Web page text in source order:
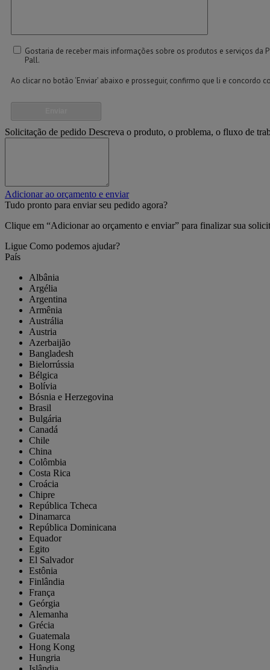
Gostaria de receber mais informações sobre os produtos e serviços
Pall.
Ao clicar no botão ‘Enviar’ abaixo e prosseguir, confirmo que li e concordo
Solicitação de pedido Descreva o produto, o problema, o fluxo de
Adicionar ao orçamento e enviar
Tudo pronto para enviar seu pedido agora?
Clique em “Adicionar ao orçamento e enviar” para finalizar sua
Ligue Como podemos ajudar?
País
Albânia
Argélia
Argentina
Armênia
Austrália
Austria
Azerbaijão
Bangladesh
Bielorrússia
Bélgica
Bolívia
Bósnia e Herzegovina
Brasil
Bulgária
Canadá
Chile
China
Colômbia
Costa Rica
Croácia
Chipre
República Tcheca
Dinamarca
República Dominicana
Equador
Egito
El Salvador
Estônia
Finlândia
França
Geórgia
Alemanha
Grécia
Guatemala
Hong Kong
Hungria